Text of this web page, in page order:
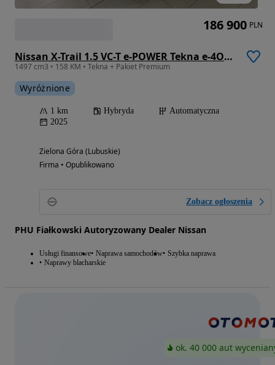
Nissan X-Trail 1.5 VC-T e-POWER Tekna e-4ORCE
1497 cm3 • 158 KM • Tekna + Pakiet Premium
Wyróżnione
1 km Hybryda
Automatyczna
2025
Zielona Góra (Lubuskie)
Firma • Opublikowano
Zobacz ogłoszenia
PHU Fiałkowski Autoryzowany Dealer Nissan
Usługi finansowe Naprawa samochodów Szybka naprawa
Naprawy blacharskie
186 900 PLN
ok. 40 000 aut